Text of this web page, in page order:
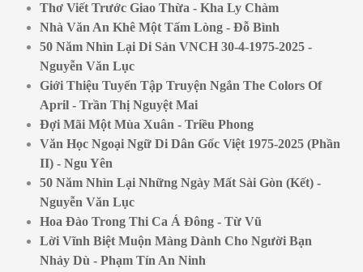
Thơ Viết Trước Giao Thừa - Kha Ly Chàm
Nhà Văn An Khê Một Tấm Lòng - Đỗ Bình
50 Năm Nhìn Lại Di Sản VNCH 30-4-1975-2025 -
Nguyễn Văn Lục
Giới Thiệu Tuyển Tập Truyện Ngắn The Colors Of
April - Trần Thị Nguyệt Mai
Đợi Mãi Một Mùa Xuân - Triều Phong
Văn Học Ngoại Ngữ Di Dân Gốc Việt 1975-2025 (Phần
II) - Ngu Yên
50 Năm Nhìn Lại Những Ngày Mất Sài Gòn (Kết) -
Nguyễn Văn Lục
Hoa Đào Trong Thi Ca Á Đông - Từ Vũ
Lời Vĩnh Biệt Muộn Màng Dành Cho Người Bạn
Nhảy Dù - Phạm Tín An Ninh